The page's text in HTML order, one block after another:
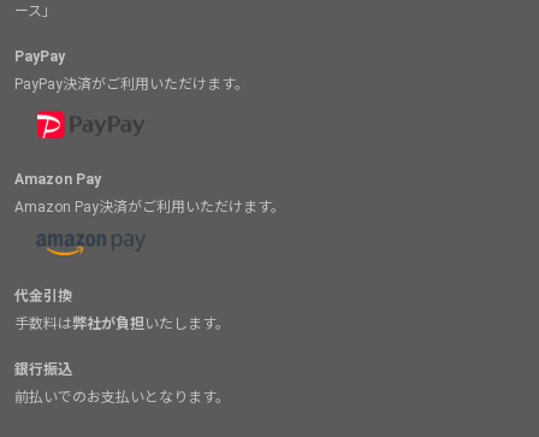
ース」
PayPay
PayPay決済がご利用いただけます。
Amazon Pay
Amazon Pay決済がご利用いただけます。
代金引換
手数料は弊社が負担 いたします。
銀行振込
前払いでのお支払いとなります。